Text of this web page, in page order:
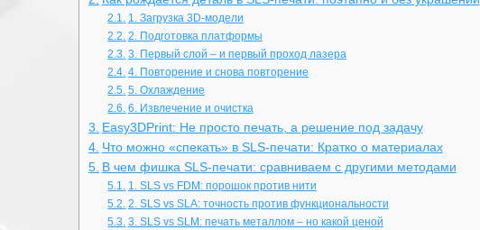
1. Загрузка 3D-модели
2. Подготовка платформы
3. Первый слой – и первый проход лазера
4. Повторение и снова повторение
5. Охлаждение
6. Извлечение и очистка
Easy3DPrint: Не просто печать, а решение под задачу
Что можно «спекать» в SLS-печати: Кратко о материалах
В чем фишка SLS-печати: сравниваем с другими методами
1. SLS vs FDM: порошок против нити
2. SLS vs SLA: точность против функциональности
3. SLS vs SLM: печать металлом – но какой ценой